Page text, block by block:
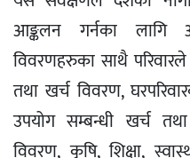
आङ्कलन गर्नका लागि
विवरणहरुका साथै
तथा खर्च विवरण,
उपयोग सम्बन्धी खर्च तथा
विवरण, कृषि, शिक्षा,